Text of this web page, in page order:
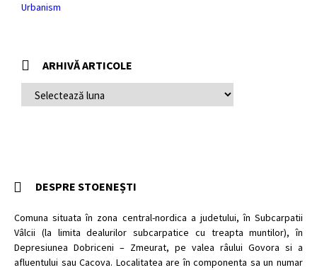
Urbanism
ARHIVĂ ARTICOLE
H
L
E
DESPRE STOENEȘTI
Comuna situata în zona central-nordica a judetului, în Subcarpatii
Vâlcii (la limita dealurilor subcarpatice cu treapta muntilor), în
Depresiunea Dobriceni – Zmeurat, pe valea râului Govora si a
afluentului sau Cacova. Localitatea are în componenta sa un numar